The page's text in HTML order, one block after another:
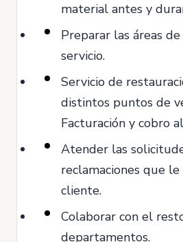
material antes y
Preparar las áreas
servicio.
Servicio de
distintos puntos de
Facturación y cobro
Atender las
reclamaciones que
cliente.
Colaborar con el
departamentos.